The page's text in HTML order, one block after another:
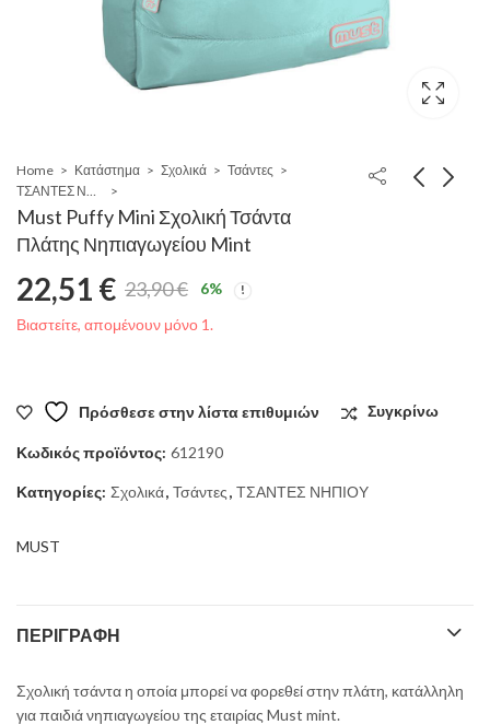
Home Κατάστημα Σχολικά
Τσάντες
ΤΣΑΝΤΕΣ ΝΗΠΙΟΥ
Must Puffy Mini Σχολική Τσάντα
Πλάτης Νηπιαγωγείου Mint
23,90€
Original
was:
23,90 €.
22,51 €
Η
τιμή
είναι:
22,51 €.
6%
Βιαστείτε, απομένουν μόνο 1.
Πρόσθεσε στην λίστα επιθυμιών Συγκρίνω
Κωδικός προϊόντος: 612190
Κατηγορίες: Σχολικά, Τσάντες, ΤΣΑΝΤΕΣ ΝΗΠΙΟΥ
MUST
ΠΕΡΙΓΡΑΦΉ
Σχολική τσάντα η οποία μπορεί να φορεθεί στην πλάτη, κατάλληλη
για παιδιά νηπιαγωγείου της εταιρίας Must mint.